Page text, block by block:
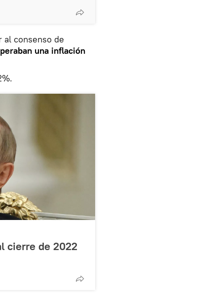
consenso de
una inflación
cierre de 2022